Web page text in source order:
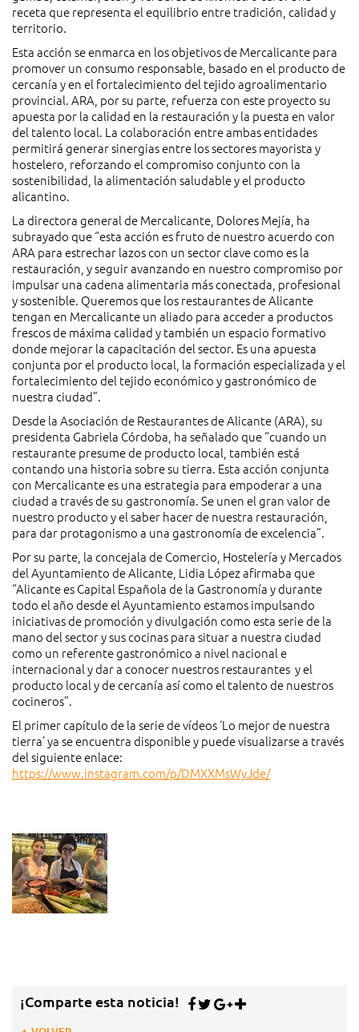
receta que representa el equilibrio entre tradición, calidad y
territorio.
Esta acción se enmarca en los objetivos de Mercalicante para
promover un consumo responsable, basado en el producto de
cercanía y en el fortalecimiento del tejido agroalimentario
provincial. ARA, por su parte, refuerza con este proyecto su
apuesta por la calidad en la restauración y la puesta en valor
del talento local. La colaboración entre ambas entidades
permitirá generar sinergias entre los sectores mayorista y
hostelero, reforzando el compromiso conjunto con la
sostenibilidad, la alimentación saludable y el producto
alicantino.
La directora general de Mercalicante, Dolores Mejía, ha
subrayado que “esta acción es fruto de nuestro acuerdo con
ARA para estrechar lazos con un sector clave como es la
restauración, y seguir avanzando en nuestro compromiso por
impulsar una cadena alimentaria más conectada, profesional
y sostenible. Queremos que los restaurantes de Alicante
tengan en Mercalicante un aliado para acceder a productos
frescos de máxima calidad y también un espacio formativo
donde mejorar la capacitación del sector. Es una apuesta
conjunta por el producto local, la formación especializada y el
fortalecimiento del tejido económico y gastronómico de
nuestra ciudad”.
Desde la Asociación de Restaurantes de Alicante (ARA), su
presidenta Gabriela Córdoba, ha señalado que “cuando un
restaurante presume de producto local, también está
contando una historia sobre su tierra. Esta acción conjunta
con Mercalicante es una estrategia para empoderar a una
ciudad a través de su gastronomía. Se unen el gran valor de
nuestro producto y el saber hacer de nuestra restauración,
para dar protagonismo a una gastronomía de excelencia”.
Por su parte, la concejala de Comercio, Hostelería y Mercados
del Ayuntamiento de Alicante, Lidia López afirmaba que
“Alicante es Capital Española de la Gastronomía y durante
todo el año desde el Ayuntamiento estamos impulsando
iniciativas de promoción y divulgación como esta serie de la
mano del sector y sus cocinas para situar a nuestra ciudad
como un referente gastronómico a nivel nacional e
internacional y dar a conocer nuestros restaurantes y el
producto local y de cercanía así como el talento de nuestros
cocineros”.
El primer capítulo de la serie de vídeos ‘Lo mejor de nuestra
tierra’ ya se encuentra disponible y puede visualizarse a través
del siguiente enlace:
https://www.instagram.com/p/DMXXMsWyJde/
¡Comparte esta noticia!